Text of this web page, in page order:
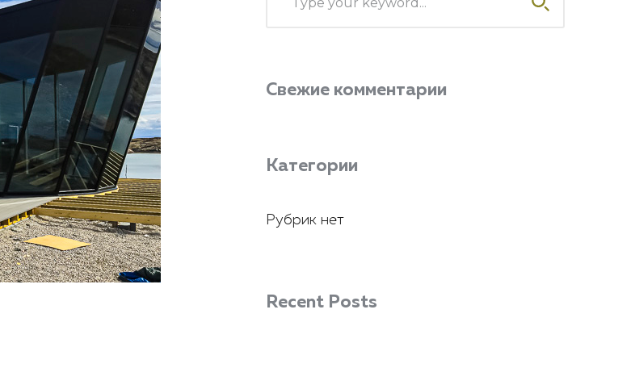
Свежие комментарии
Категории
Рубрик нет
Recent Posts